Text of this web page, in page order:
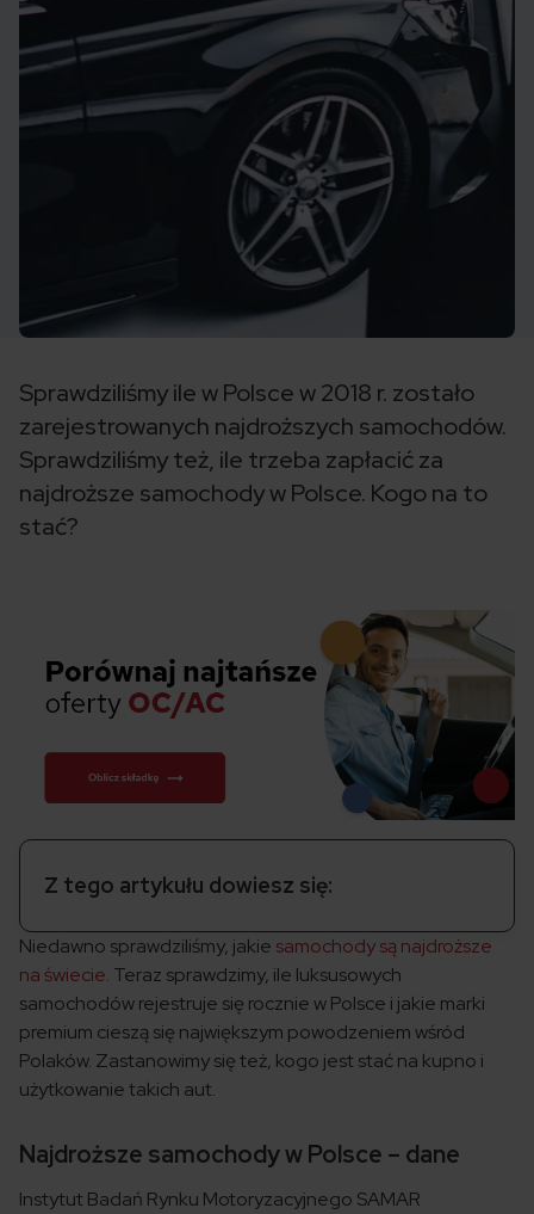
Sprawdziliśmy ile w Polsce w 2018 r. zostało
zarejestrowanych najdroższych samochodów.
Sprawdziliśmy też, ile trzeba zapłacić za
najdroższe samochody w Polsce. Kogo na to
stać?
Z tego artykułu dowiesz się:
Niedawno sprawdziliśmy, jakie samochody są najdroższe
na świecie. Teraz sprawdzimy, ile luksusowych
samochodów rejestruje się rocznie w Polsce i jakie marki
premium cieszą się największym powodzeniem wśród
Polaków. Zastanowimy się też, kogo jest stać na kupno i
użytkowanie takich aut.
Najdroższe samochody w Polsce – dane
Instytut Badań Rynku Motoryzacyjnego SAMAR